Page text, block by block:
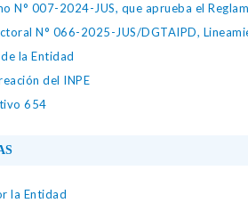
N° 007-2024-JUS, que aprueba el
N° 066-2025-JUS/DGTAIPD,
la Entidad
del INPE
654
la Entidad